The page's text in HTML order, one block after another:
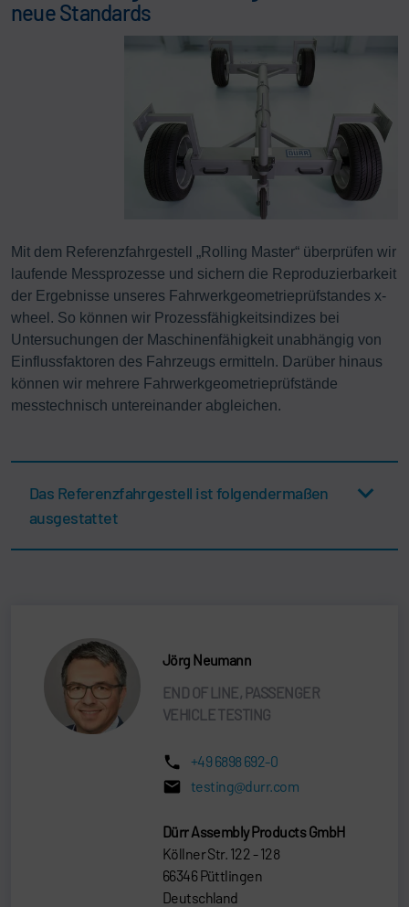
neue Standards
Mit dem Referenzfahrgestell „Rolling Master“ überprüfen wir
laufende Messprozesse und sichern die Reproduzierbarkeit
der Ergebnisse unseres Fahrwerkgeometrieprüfstandes x-
wheel. So können wir Prozessfähigkeitsindizes bei
Untersuchungen der Maschinenfähigkeit unabhängig von
Einflussfaktoren des Fahrzeugs ermitteln. Darüber hinaus
können wir mehrere Fahrwerkgeometrieprüfstände
messtechnisch untereinander abgleichen.
Das Referenzfahrgestell ist folgendermaßen
ausgestattet
Jörg Neumann
END OF LINE, PASSENGER
VEHICLE TESTING
+49 6898 692-0
testing@durr.com
Dürr Assembly Products GmbH
Köllner Str. 122 - 128
66346 Püttlingen
Deutschland